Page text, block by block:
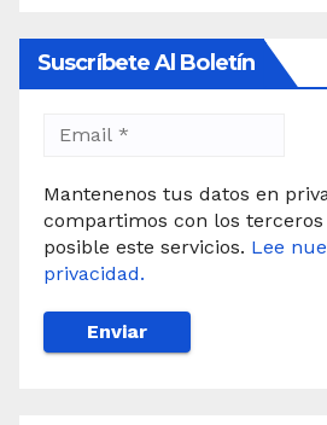
Suscríbete Al Boletín
Mantenenos tus datos en
compartimos con los
posible este servicios. Lee
privacidad.